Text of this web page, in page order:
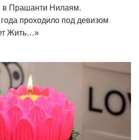
в Прашанти Нилаям.
проходило под девизом
Жить…»